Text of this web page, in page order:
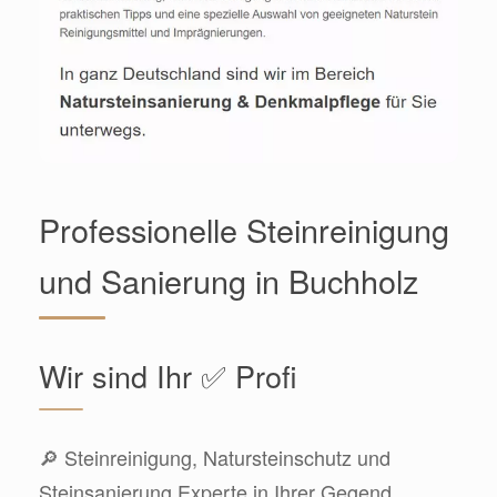
Professionelle Steinreinigung
und Sanierung in Buchholz
Wir sind Ihr ✅ Profi
🔎 Steinreinigung, Natursteinschutz und
Steinsanierung Experte in Ihrer Gegend